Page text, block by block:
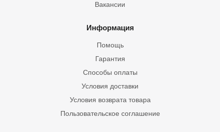
Вакансии
Информация
Помощь
Гарантия
Способы оплаты
Условия доставки
Условия возврата товара
Пользовательское соглашение